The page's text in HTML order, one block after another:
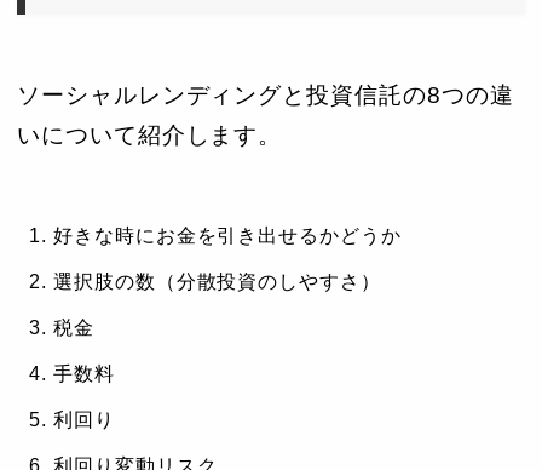
ソーシャルレンディングと投資信託の8つの違
いについて紹介します。
好きな時にお金を引き出せるかどうか
選択肢の数（分散投資のしやすさ）
税金
手数料
利回り